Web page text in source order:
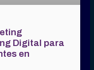
Digital para
en